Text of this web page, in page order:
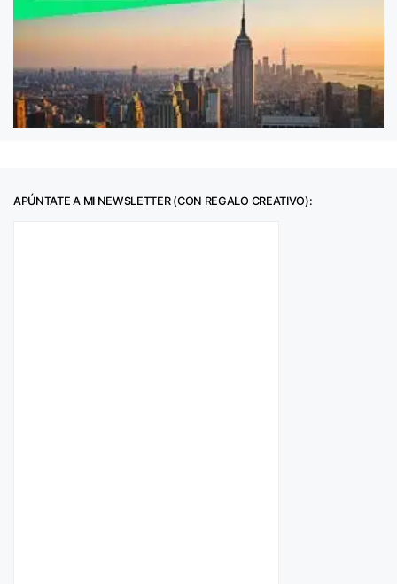
APÚNTATE A MI NEWSLETTER (CON REGALO CREATIVO):